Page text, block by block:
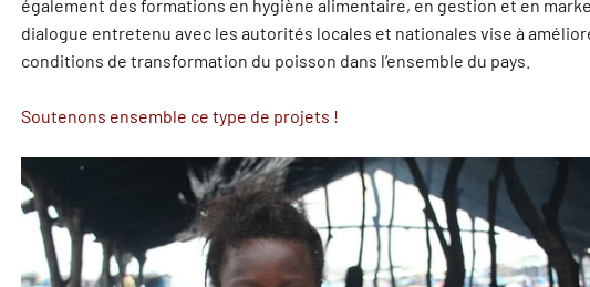
également des formations en hygiène alimentaire, en gestion et en
dialogue entretenu avec les autorités locales et nationales vise à
conditions de transformation du poisson dans l’ensemble du pays.
Soutenons ensemble ce type de projets !